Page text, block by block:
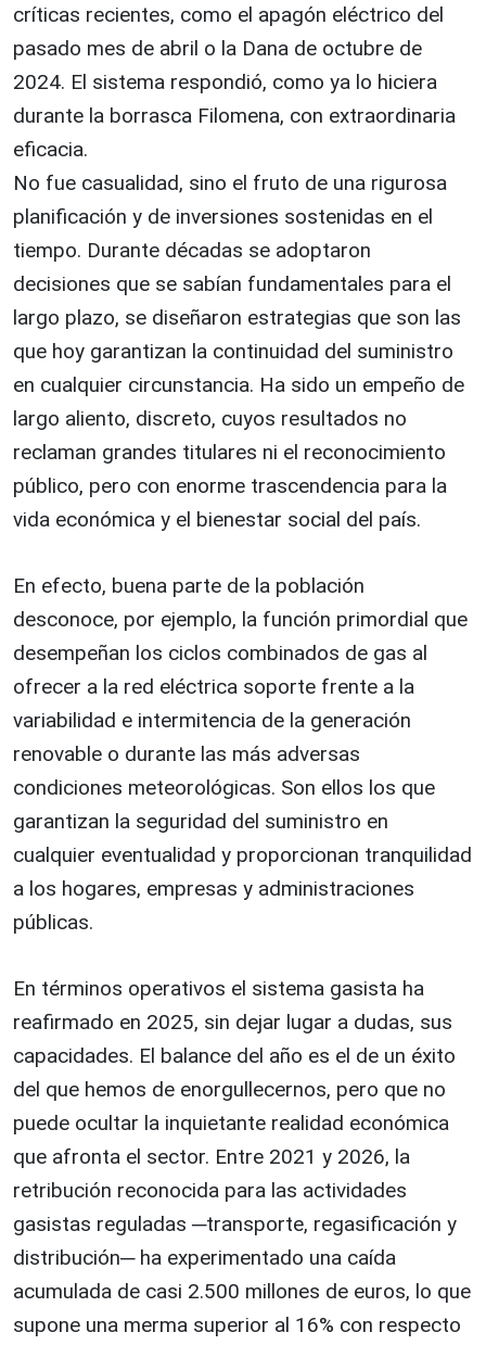
críticas recientes, como el apagón eléctrico del
pasado mes de abril o la Dana de octubre de
2024. El sistema respondió, como ya lo hiciera
durante la borrasca Filomena, con extraordinaria
eficacia.
No fue casualidad, sino el fruto de una rigurosa
planificación y de inversiones sostenidas en el
tiempo. Durante décadas se adoptaron
decisiones que se sabían fundamentales para el
largo plazo, se diseñaron estrategias que son las
que hoy garantizan la continuidad del suministro
en cualquier circunstancia. Ha sido un empeño de
largo aliento, discreto, cuyos resultados no
reclaman grandes titulares ni el reconocimiento
público, pero con enorme trascendencia para la
vida económica y el bienestar social del país.
En efecto, buena parte de la población
desconoce, por ejemplo, la función primordial que
desempeñan los ciclos combinados de gas al
ofrecer a la red eléctrica soporte frente a la
variabilidad e intermitencia de la generación
renovable o durante las más adversas
condiciones meteorológicas. Son ellos los que
garantizan la seguridad del suministro en
cualquier eventualidad y proporcionan tranquilidad
a los hogares, empresas y administraciones
públicas.
En términos operativos el sistema gasista ha
reafirmado en 2025, sin dejar lugar a dudas, sus
capacidades. El balance del año es el de un éxito
del que hemos de enorgullecernos, pero que no
puede ocultar la inquietante realidad económica
que afronta el sector. Entre 2021 y 2026, la
retribución reconocida para las actividades
gasistas reguladas ─transporte, regasificación y
distribución─ ha experimentado una caída
acumulada de casi 2.500 millones de euros, lo que
supone una merma superior al 16% con respecto